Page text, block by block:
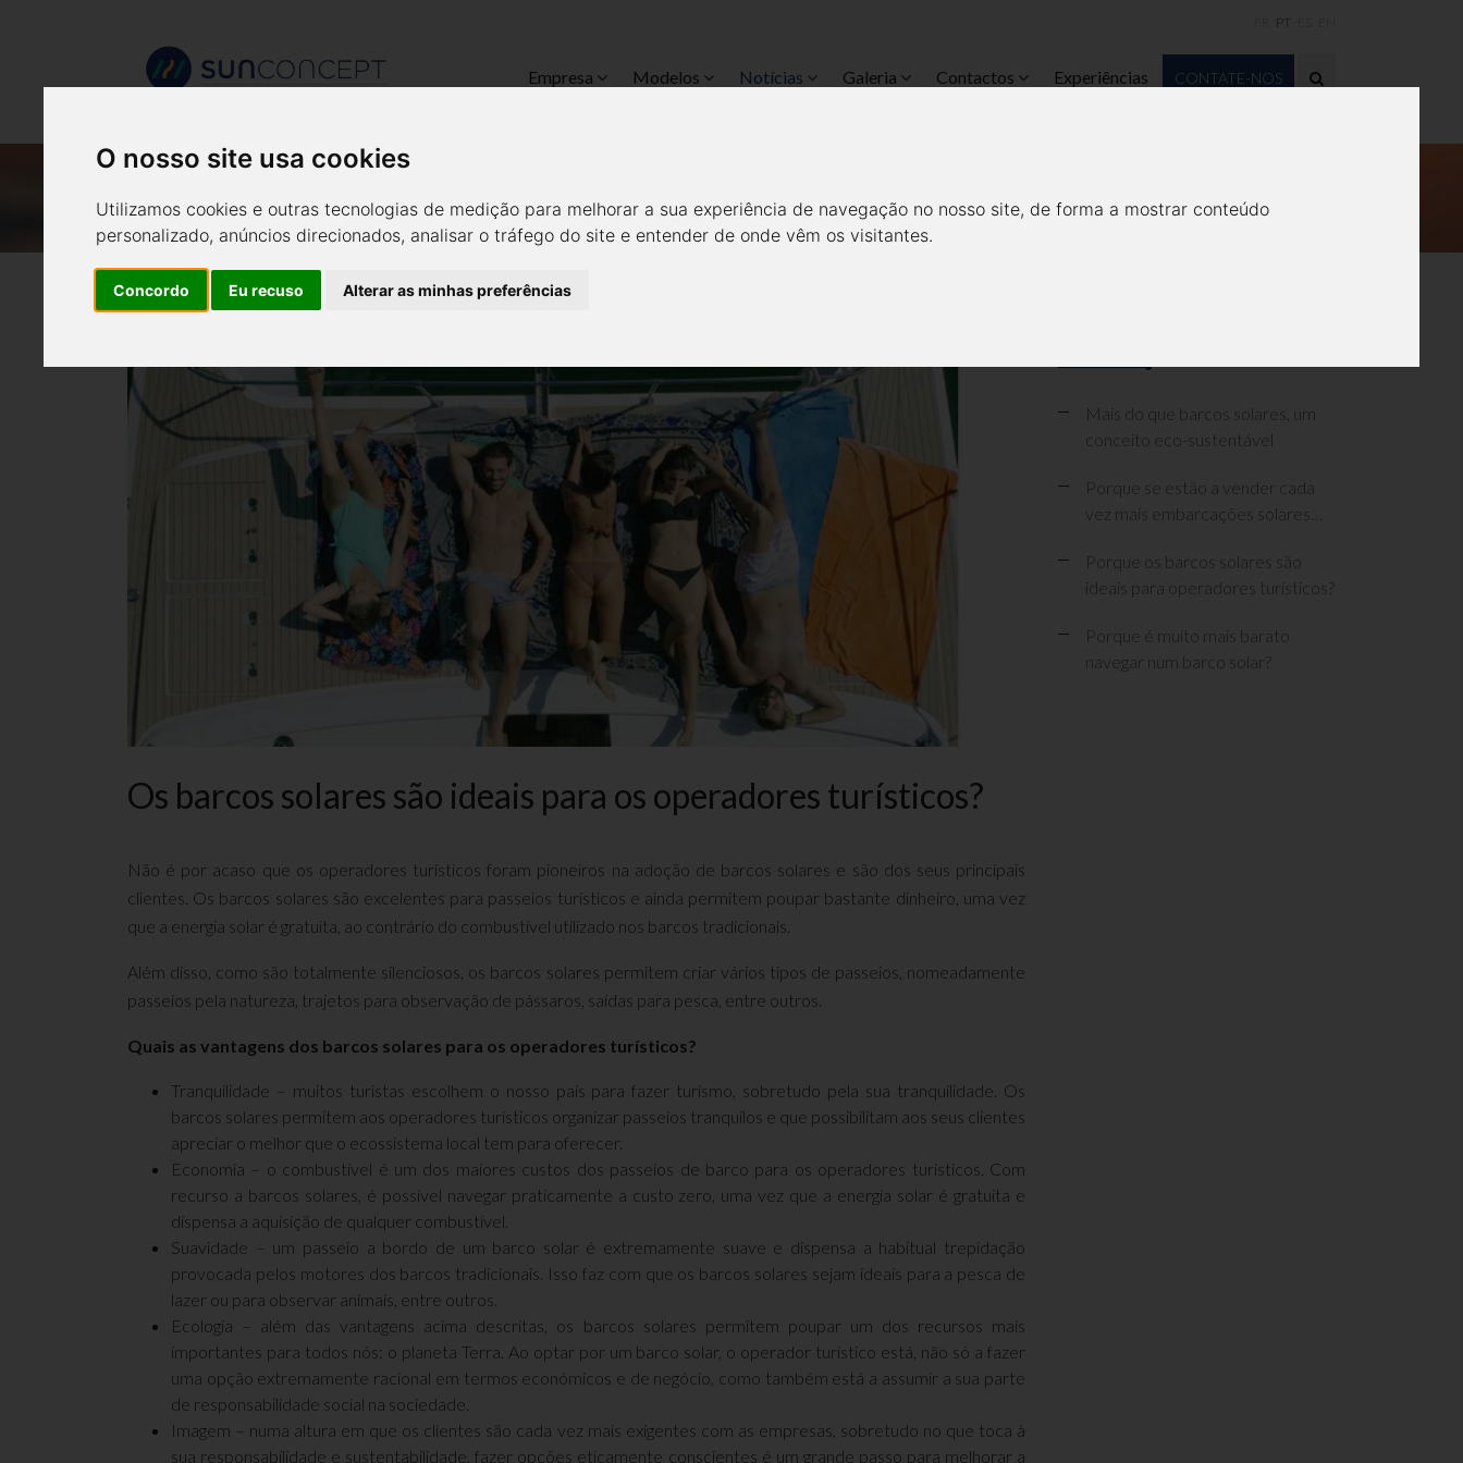
O nosso site usa cookies
Utilizamos cookies e outras tecnologias de medição para melhorar a sua experiência de navegação no nosso site, de forma a mostrar conteúdo
personalizado, anúncios direcionados, analisar o tráfego do site e entender de onde vêm os visitantes.
Concordo Eu recuso Alterar as minhas preferências
Empresa Modelos Notícias Galeria Contactos Experiências CONTATE-NOS
PT
OS BARCOS SOLARES SÃO IDEAIS PARA OS OPERADORES TURÍSTICOS?
Notícias Todas
Os barcos solares são ideais para os operadores turísticos?
Não é por acaso que os operadores turísticos foram pioneiros na adoção de barcos solares e são dos seus principais
clientes. Os barcos solares são excelentes para passeios turísticos e ainda permitem poupar bastante dinheiro, uma vez
que a energia solar é gratuita, ao contrário do combustível utilizado nos barcos tradicionais.
Além disso, como são totalmente silenciosos, os barcos solares permitem criar vários tipos de passeios, nomeadamente
passeios pela natureza, trajetos para observação de pássaros, saídas para pesca, entre outros.
Quais as vantagens dos barcos solares para os operadores turísticos?
Tranquilidade – muitos turistas escolhem o nosso país para fazer turismo, sobretudo pela sua tranquilidade. Os
barcos solares permitem aos operadores turísticos organizar passeios tranquilos e que possibilitam aos seus clientes
apreciar o melhor que o ecossistema local tem para oferecer.
Economia – o combustível é um dos maiores custos dos passeios de barco para os operadores turísticos. Com
recurso a barcos solares, é possível navegar praticamente a custo zero, uma vez que a energia solar é gratuita e
dispensa a aquisição de qualquer combustível.
Suavidade – um passeio a bordo de um barco solar é extremamente suave e dispensa a habitual trepidação
provocada pelos motores dos barcos tradicionais. Isso faz com que os barcos solares sejam ideais para a pesca de
lazer ou para observar animais, entre outros.
Ecologia – além das vantagens acima descritas, os barcos solares permitem poupar um dos recursos mais
importantes para todos nós: o planeta Terra. Ao optar por um barco solar, o operador turístico está, não só a fazer
uma opção extremamente racional em termos económicos e de negócio, como também está a assumir a sua parte
de responsabilidade social na sociedade.
Imagem – numa altura em que os clientes são cada vez mais exigentes com as empresas, sobretudo no que toca à
sua responsabilidade e sustentabilidade, fazer opções eticamente conscientes é um grande passo para melhorar a
Mais do que barcos solares, um
conceito eco-sustentável
Porque se estão a vender cada
vez mais embarcações solares…
Porque os barcos solares são
ideais para operadores turísticos?
Porque é muito mais barato
navegar num barco solar?